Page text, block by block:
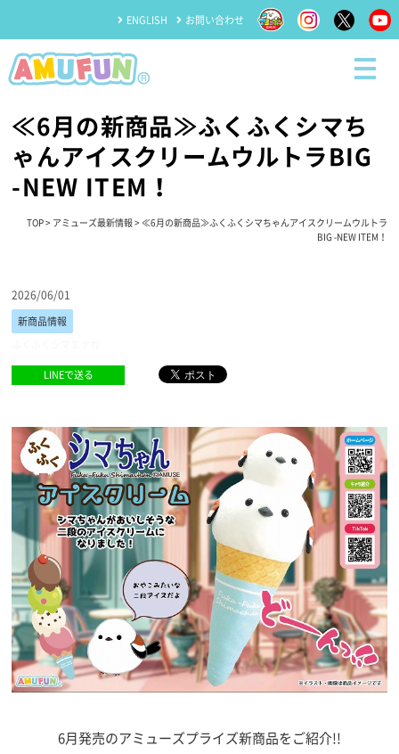
ENGLISH お問い合わせ
≪6月の新商品≫ふくふくシマち
ゃんアイスクリームウルトラBIG
-NEW ITEM！
TOP> アミューズ最新情報> ≪6月の新商品≫ふくふくシマちゃんアイスクリームウルトラ
BIG -NEW ITEM！
2026/06/01
新商品情報
LINEで送る
6月発売のアミューズプライズ新商品をご紹介!!